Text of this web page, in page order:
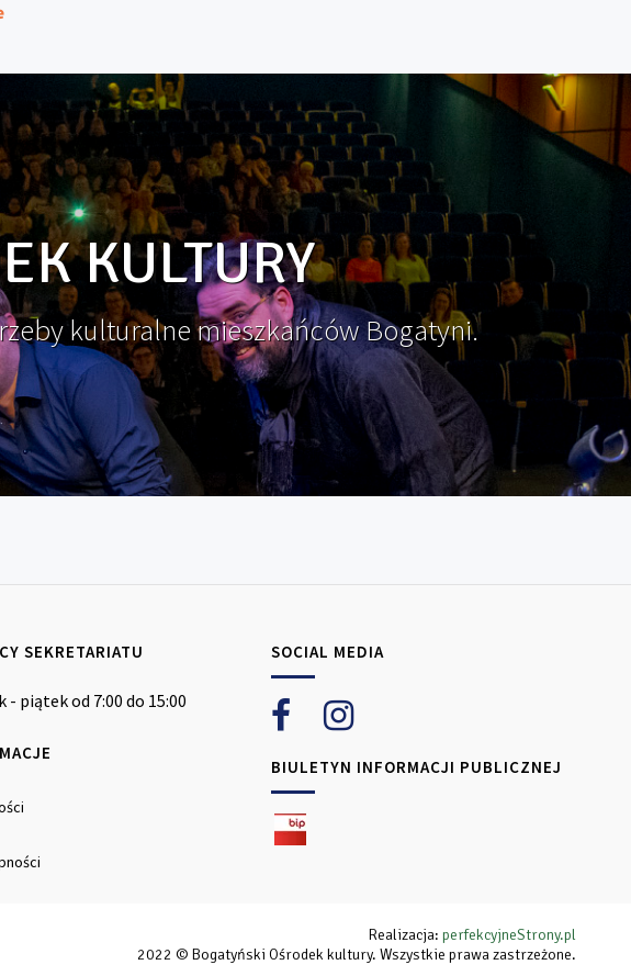
KULTURY
kulturalne mieszkańców Bogatyni.
SEKRETARIATU
- piątek od 7:00 do 15:00
SOCIAL MEDIA
BIULETYN INFORMACJI PUBLICZNEJ
Realizacja: perfekcyjneStrony.pl
2022 © Bogatyński Ośrodek kultury. Wszystkie prawa zastrzeżone.